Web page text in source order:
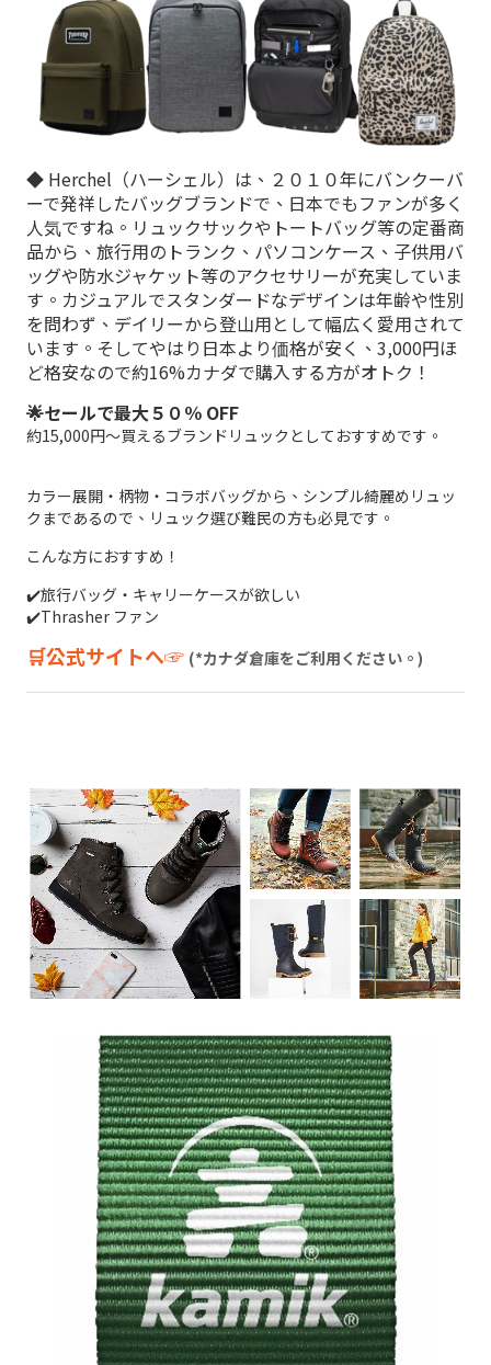
◆ Herchel（ハーシェル）は、２０１０年にバンクーバ
ーで発祥したバッグブランドで、日本でもファンが多く
人気ですね。リュックサックやトートバッグ等の定番商
品から、旅行用のトランク、パソコンケース、子供用バ
ッグや防水ジャケット等のアクセサリーが充実していま
す。カジュアルでスタンダードなデザインは年齢や性別
を問わず、デイリーから登山用として幅広く愛用されて
います。そしてやはり日本より価格が安く、3,000円ほ
ど格安なので約16%カナダで購入する方がオトク！
🌟セールで最大５０％ OFF
約15,000円〜買えるブランドリュックとしておすすめです。
カラー展開・柄物・コラボバッグから、シンプル綺麗めリュッ
クまであるので、リュック選び難民の方も必見です。
こんな方におすすめ！
✔️旅行バッグ・キャリーケースが欲しい
✔️Thrasher ファン
🛒公式サイトへ☞ (*カナダ倉庫をご利用ください。)